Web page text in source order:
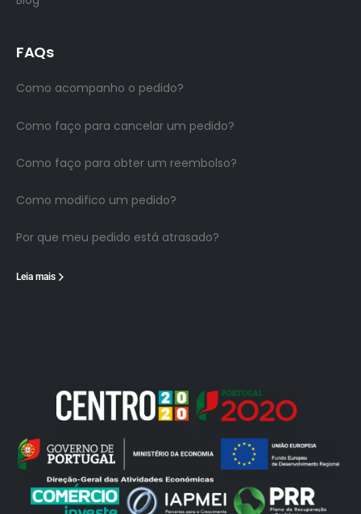
FAQs
Como acompanho o pedido?
Como faço para cancelar um pedido?
Como faço para obter um reembolso?
Como modifico um pedido?
Por que meu pedido está atrasado?
Leia mais